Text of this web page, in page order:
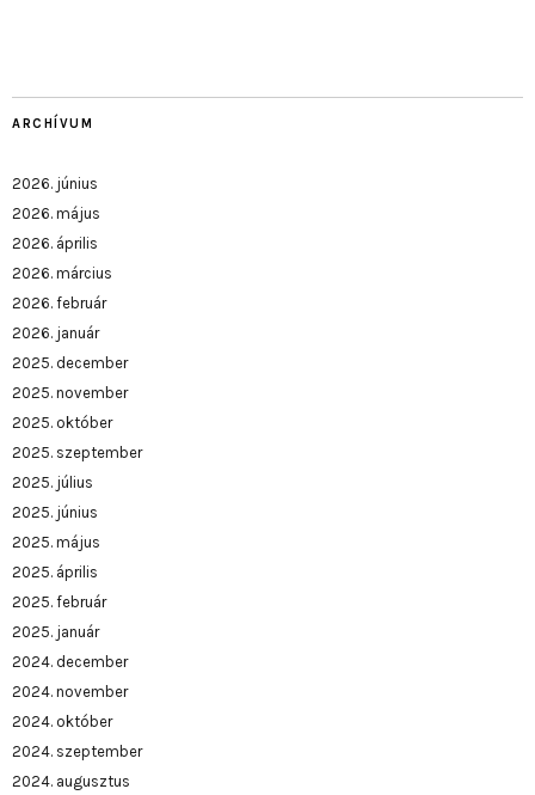
ARCHÍVUM
2026. június
2026. május
2026. április
2026. március
2026. február
2026. január
2025. december
2025. november
2025. október
2025. szeptember
2025. július
2025. június
2025. május
2025. április
2025. február
2025. január
2024. december
2024. november
2024. október
2024. szeptember
2024. augusztus